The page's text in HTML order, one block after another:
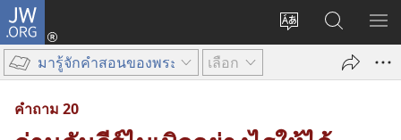
JW.ORG
เปลี่ยน
เข้า
(เปิด
ค้นหา
ใน
JW.ORG
แส
มารู้จักคำสอนของพระเจ้า เลือก
คำ​ถาม 20